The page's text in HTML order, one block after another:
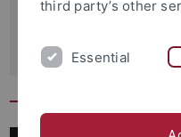
Wiesel
third party’s other
Essential